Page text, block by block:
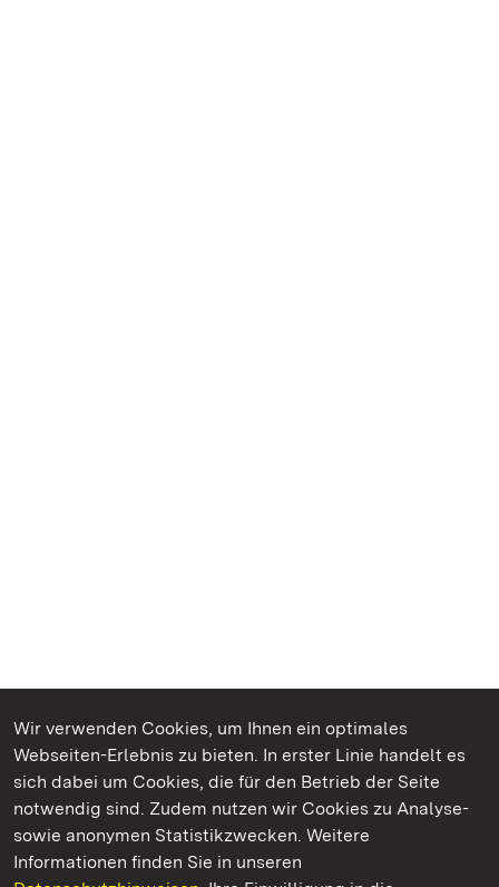
Wir verwenden Cookies, um Ihnen ein optimales
Webseiten-Erlebnis zu bieten. In erster Linie handelt es
sich dabei um Cookies, die für den Betrieb der Seite
notwendig sind. Zudem nutzen wir Cookies zu Analyse-
sowie anonymen Statistikzwecken. Weitere
Informationen finden Sie in unseren
Kommen. Staunen. Genießen.